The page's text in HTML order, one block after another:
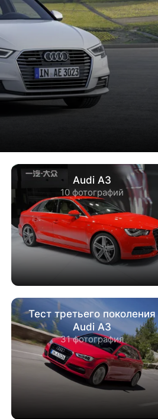
Audi A3
10 фотографий
Тест третьего поколения
Audi A3
31 фотография